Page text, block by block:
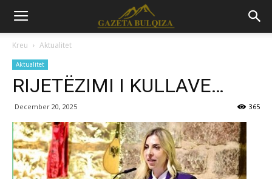
Kreu Aktualitet
Aktualitet
RIJETËZIMI I KULLAVE…
December 20, 2025 365